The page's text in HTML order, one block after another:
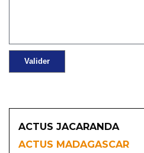
ACTUS JACARANDA
ACTUS MADAGASCAR